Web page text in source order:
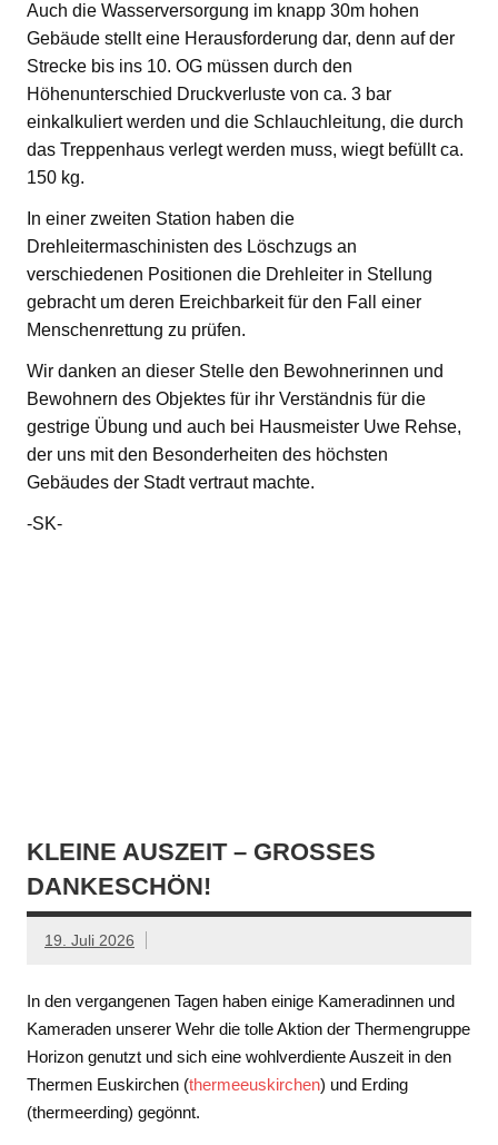
Auch die Wasserversorgung im knapp 30m hohen
Gebäude stellt eine Herausforderung dar, denn auf der
Strecke bis ins 10. OG müssen durch den
Höhenunterschied Druckverluste von ca. 3 bar
einkalkuliert werden und die Schlauchleitung, die durch
das Treppenhaus verlegt werden muss, wiegt befüllt ca.
150 kg.
In einer zweiten Station haben die
Drehleitermaschinisten des Löschzugs an
verschiedenen Positionen die Drehleiter in Stellung
gebracht um deren Ereichbarkeit für den Fall einer
Menschenrettung zu prüfen.
Wir danken an dieser Stelle den Bewohnerinnen und
Bewohnern des Objektes für ihr Verständnis für die
gestrige Übung und auch bei Hausmeister Uwe Rehse,
der uns mit den Besonderheiten des höchsten
Gebäudes der Stadt vertraut machte.
-SK-
KLEINE AUSZEIT – GROSSES D
ANKESCHÖN!
19. Juli 2026
In den vergangenen Tagen haben einige Kameradinnen und
Kameraden unserer Wehr die tolle Aktion der Thermengruppe
Horizon genutzt und sich eine wohlverdiente Auszeit in den
Thermen Euskirchen (thermeeuskirchen) und Erding
(thermeerding) gegönnt.